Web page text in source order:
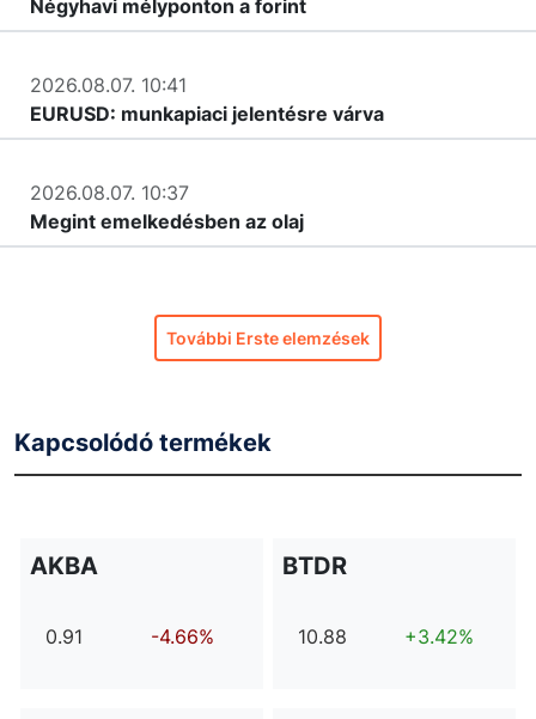
Négyhavi mélyponton a forint
2026.08.07. 10:41
EURUSD: munkapiaci jelentésre várva
2026.08.07. 10:37
Megint emelkedésben az olaj
További Erste elemzések
Kapcsolódó termékek
AKBA
0.91 -4.66%
BTDR
10.88 +3.42%